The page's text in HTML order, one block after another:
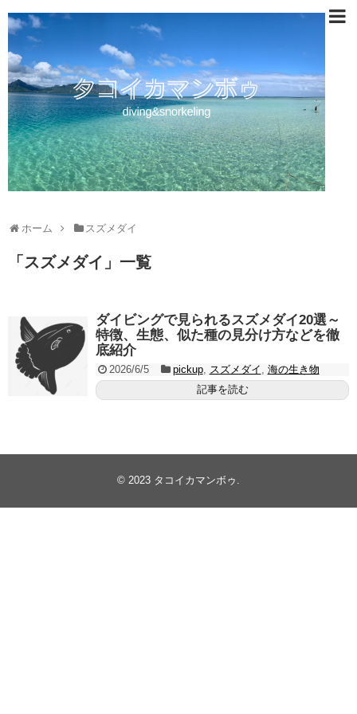
ホーム スズメダイ
「 スズメダイ 」 一覧
ダイビングで見られるスズメダイ20選～
特徴、生態、似た種の見分け方などを徹
底紹介
2026/6/5 pickup, スズメダイ
海の生き物
記事を読む
© 2023 タコイカマンボゥ